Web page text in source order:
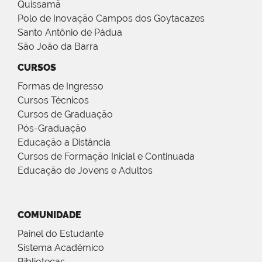
Quissamã
Polo de Inovação Campos dos Goytacazes
Santo Antônio de Pádua
São João da Barra
CURSOS
Formas de Ingresso
Cursos Técnicos
Cursos de Graduação
Pós-Graduação
Educação a Distância
Cursos de Formação Inicial e Continuada
Educação de Jovens e Adultos
COMUNIDADE
Painel do Estudante
Sistema Acadêmico